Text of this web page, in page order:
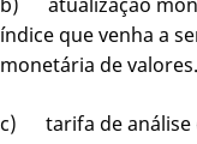
índice que venha a
monetária de valores.
c) tarifa de análise